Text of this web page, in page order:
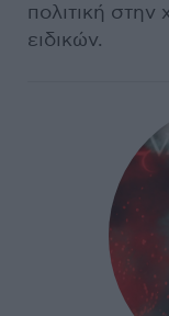
πολιτική
ειδικών.